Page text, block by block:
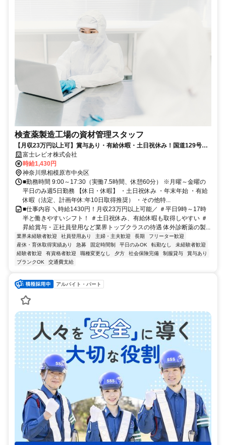
検査薬製造工場の資材管理スタッフ
【月収23万円以上可】賞与あり・有給休暇・土日祝休み！国道129号線:
上溝バイパス入口近く
富士レビオ株式会社
時給1,430円
神奈川県相模原市中央区
■勤務時間 9:00～17:30（実働7.5時間、休憩60分） ※月曜～金曜の
平日のみ週5日勤務 【休日・休暇】 ・土日祝休み ・年末年始 ・有給
休暇（法定、計画年休:年10日取得推奨） ・その他特...
■仕事内容 ＼時給1430円！月収23万円以上可能／ ＃平日9時～17時
半と働きやすいシフト！ ＃土日祝休み、有給休暇も取得しやすい ＃
昇給賞与・正社員登用など業界トップクラスの待遇 体外診断薬の製...
業界未経験者歓迎 社員登用あり 主婦・主夫歓迎 長期
フリーター歓迎
産休・育休取得実績あり
急募 固定時間制 平日のみOK 転勤なし
未経験者歓迎
経験者歓迎
有資格者歓迎 職種変更なし 夕方 社会保険完備 制服貸与
賞与あり
ブランクOK
交通費支給
アルバイト・パート